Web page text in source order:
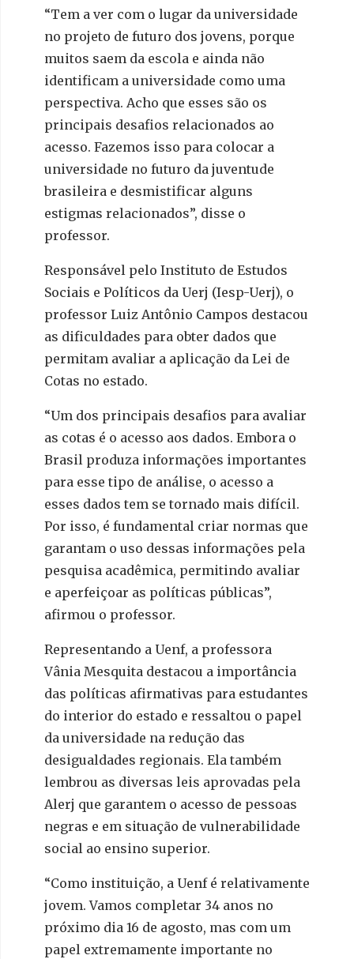
“Tem a ver com o lugar da universidade
no projeto de futuro dos jovens, porque
muitos saem da escola e ainda não
identificam a universidade como uma
perspectiva. Acho que esses são os
principais desafios relacionados ao
acesso. Fazemos isso para colocar a
universidade no futuro da juventude
brasileira e desmistificar alguns
estigmas relacionados”, disse o
professor.
Responsável pelo Instituto de Estudos
Sociais e Políticos da Uerj (Iesp-Uerj), o
professor Luiz Antônio Campos destacou
as dificuldades para obter dados que
permitam avaliar a aplicação da Lei de
Cotas no estado.
“Um dos principais desafios para avaliar
as cotas é o acesso aos dados. Embora o
Brasil produza informações importantes
para esse tipo de análise, o acesso a
esses dados tem se tornado mais difícil.
Por isso, é fundamental criar normas que
garantam o uso dessas informações pela
pesquisa acadêmica, permitindo avaliar
e aperfeiçoar as políticas públicas”,
afirmou o professor.
Representando a Uenf, a professora
Vânia Mesquita destacou a importância
das políticas afirmativas para estudantes
do interior do estado e ressaltou o papel
da universidade na redução das
desigualdades regionais. Ela também
lembrou as diversas leis aprovadas pela
Alerj que garantem o acesso de pessoas
negras e em situação de vulnerabilidade
social ao ensino superior.
“Como instituição, a Uenf é relativamente
jovem. Vamos completar 34 anos no
próximo dia 16 de agosto, mas com um
papel extremamente importante no